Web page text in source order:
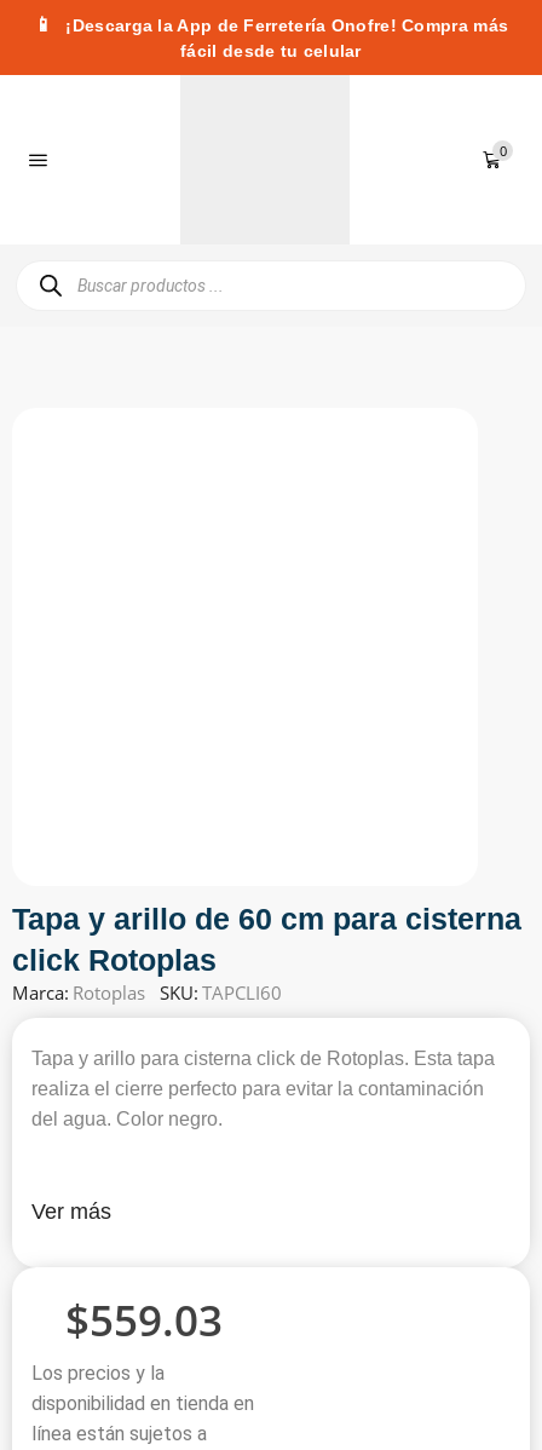
📱
¡Descarga la App de Ferretería Onofre! Compra más
fácil desde tu celular
0
Tapa y arillo de 60 cm para cisterna
click Rotoplas
Marca: Rotoplas SKU: TAPCLI60
Tapa y arillo para cisterna click de Rotoplas. Esta tapa
realiza el cierre perfecto para evitar la contaminación
del agua. Color negro.
Ver más
$559.03
Los precios y la
disponibilidad en tienda en
línea están sujetos a